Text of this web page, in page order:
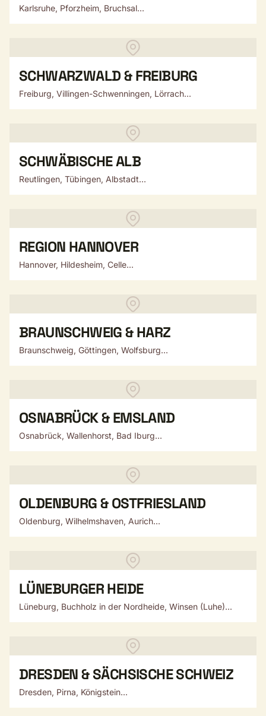
Karlsruhe, Pforzheim, Bruchsal...
SCHWARZWALD & FREIBURG
Freiburg, Villingen-Schwenningen, Lörrach...
SCHWÄBISCHE ALB
Reutlingen, Tübingen, Albstadt...
REGION HANNOVER
Hannover, Hildesheim, Celle...
BRAUNSCHWEIG & HARZ
Braunschweig, Göttingen, Wolfsburg...
OSNABRÜCK & EMSLAND
Osnabrück, Wallenhorst, Bad Iburg...
OLDENBURG & OSTFRIESLAND
Oldenburg, Wilhelmshaven, Aurich...
LÜNEBURGER HEIDE
Lüneburg, Buchholz in der Nordheide, Winsen (Luhe)...
DRESDEN & SÄCHSISCHE SCHWEIZ
Dresden, Pirna, Königstein...